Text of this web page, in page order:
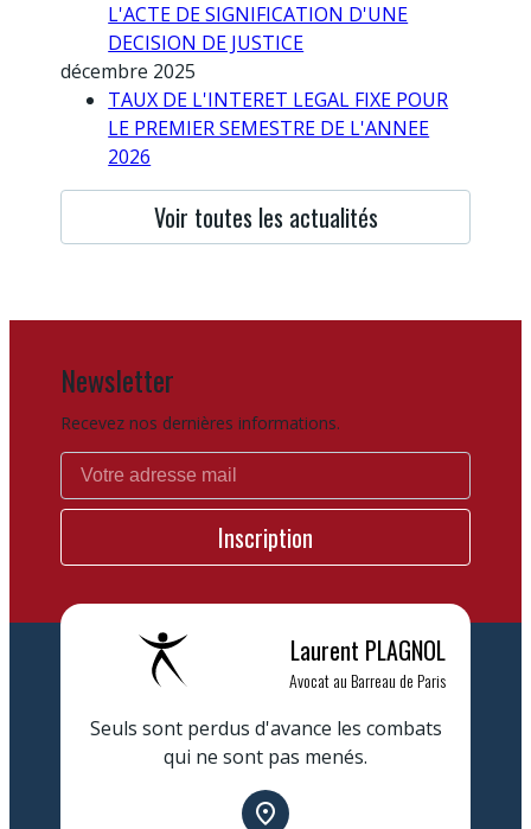
L'ACTE DE SIGNIFICATION D'UNE
DECISION DE JUSTICE
décembre 2025
TAUX DE L'INTERET LEGAL FIXE POUR
LE PREMIER SEMESTRE DE L'ANNEE
2026
Voir toutes les actualités
Newsletter
Recevez nos dernières informations.
Laurent PLAGNOL
Avocat au Barreau de Paris
Seuls sont perdus d'avance les combats
qui ne sont pas menés.
place